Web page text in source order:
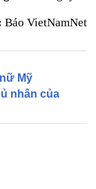
Báo VietNamNet
Mỹ
nhân của